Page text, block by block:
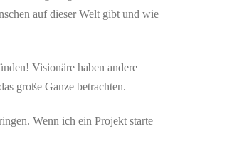
auf dieser Welt gibt und wie
Visionäre haben andere
große Ganze betrachten.
Wenn ich ein Projekt starte